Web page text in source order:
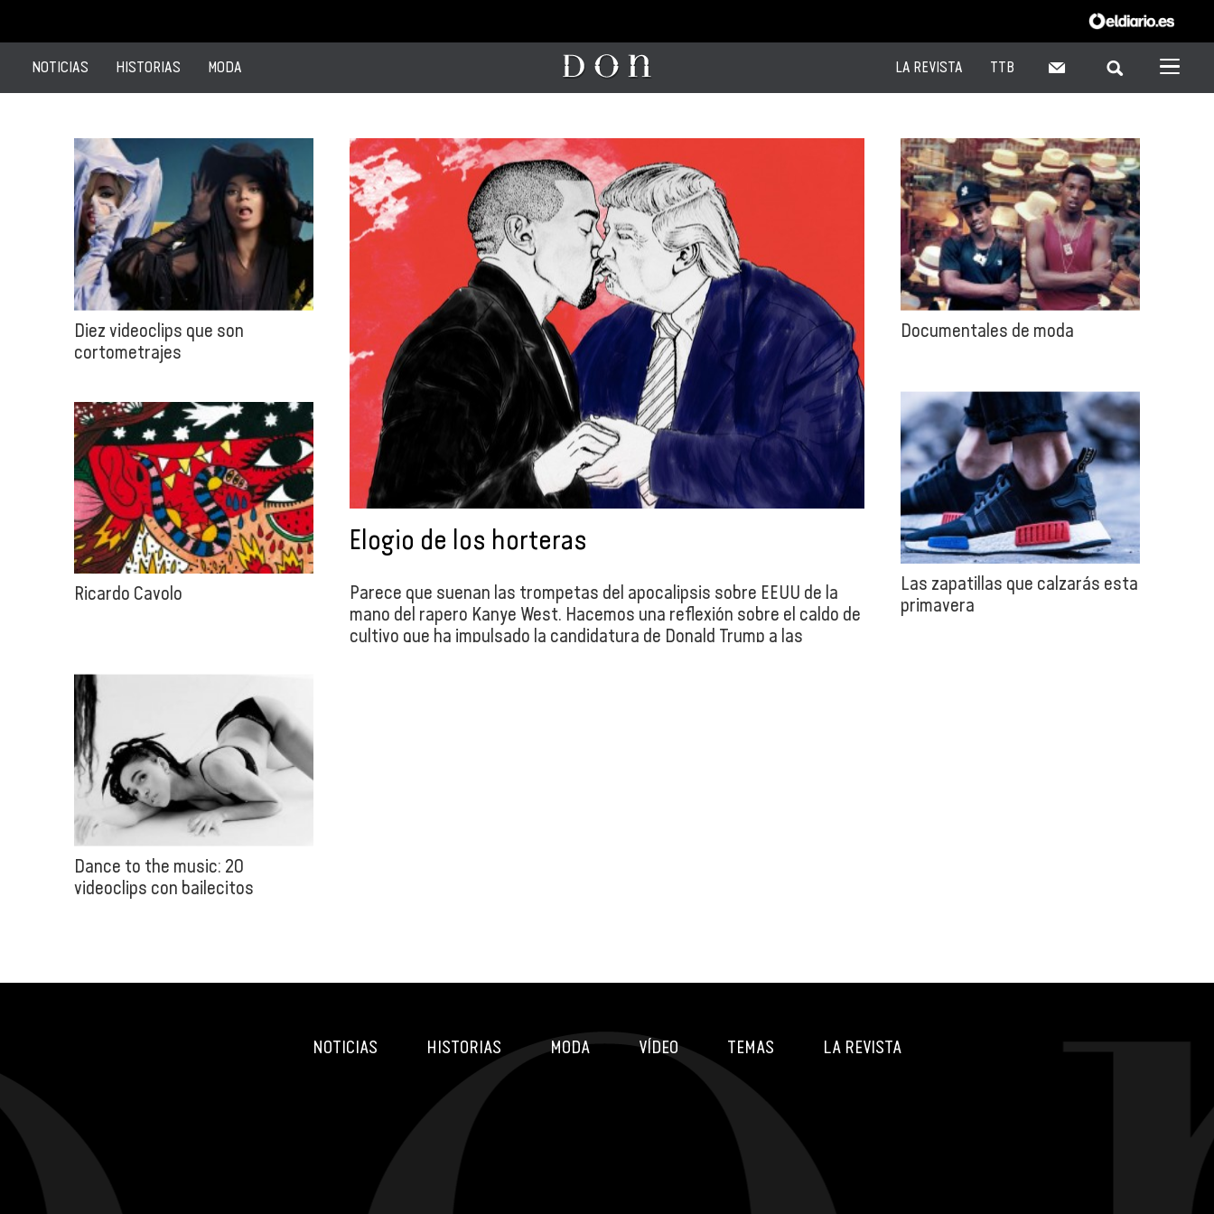
NOTICIAS HISTORIAS MODA LA REVISTA TTB
Diez videoclips que son
cortometrajes
Ricardo Cavolo
Elogio de los horteras
Parece que suenan las trompetas del apocalipsis sobre EEUU de la
mano del rapero Kanye West. Hacemos una reflexión sobre el caldo de
cultivo que ha impulsado la candidatura de Donald Trump a las
Documentales de moda
Las zapatillas que calzarás esta
primavera
Dance to the music: 20
videoclips con bailecitos
NOTICIAS HISTORIAS MODA VÍDEO TEMAS LA REVISTA